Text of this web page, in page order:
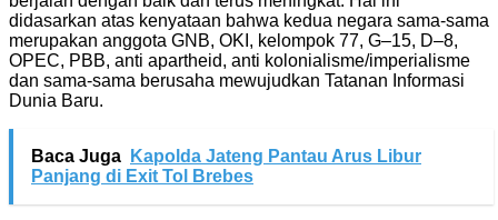
didasarkan atas kenyataan bahwa kedua negara sama-sama
merupakan anggota GNB, OKI, kelompok 77, G–15, D–8,
OPEC, PBB, anti apartheid, anti kolonialisme/imperialisme
dan sama-sama berusaha mewujudkan Tatanan Informasi
Dunia Baru.
Baca Juga
Kapolda Jateng Pantau Arus Libur
Panjang di Exit Tol Brebes